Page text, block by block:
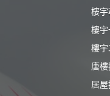
樓
樓
樓
唐
居